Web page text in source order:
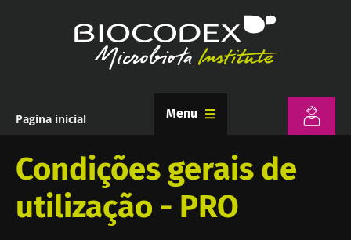
Navegação
Pagina inicial Menu
Condições gerais de
utilização - PRO